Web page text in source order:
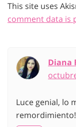
This site uses
comment data is
Diana
Luce genial, lo
remordimiento!